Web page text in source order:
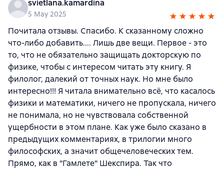
svietlana.kamardina
5 May 2025
Почитала отзывы. Спасибо. К сказанному сложно
что-либо добавить.... Лишь две вещи. Первое - это
то, что не обязательно защищать докторскую по
физике, чтобы с интересом читать эту книгу. Я
филолог, далекий от точных наук. Но мне было
интересно!!! Я читала внимательно всё, что касалось
физики и математики, ничего не пропускала, ничего
не понимала, но не чувствовала собственной
ущербности в этом плане. Как уже было сказано в
предыдущих комментариях, в трилогии много
философских, а значит общечеловеческих тем.
Прямо, как в "Гамлете" Шекспира. Так что